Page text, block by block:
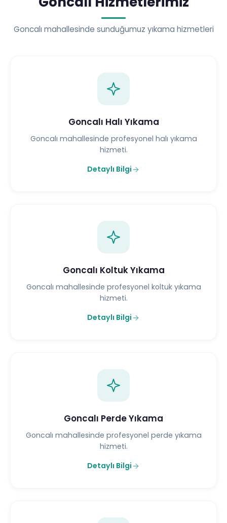
Goncalı mahallesinde sunduğumuz yıkama hizmetleri
Goncalı Halı Yıkama
Goncalı mahallesinde profesyonel halı yıkama
hizmeti.
Detaylı Bilgi
Goncalı Koltuk Yıkama
Goncalı mahallesinde profesyonel koltuk yıkama
hizmeti.
Detaylı Bilgi
Goncalı Perde Yıkama
Goncalı mahallesinde profesyonel perde yıkama
hizmeti.
Detaylı Bilgi